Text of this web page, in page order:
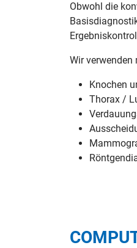
Obwohl die
Wir verwenden
Knochen
Thorax /